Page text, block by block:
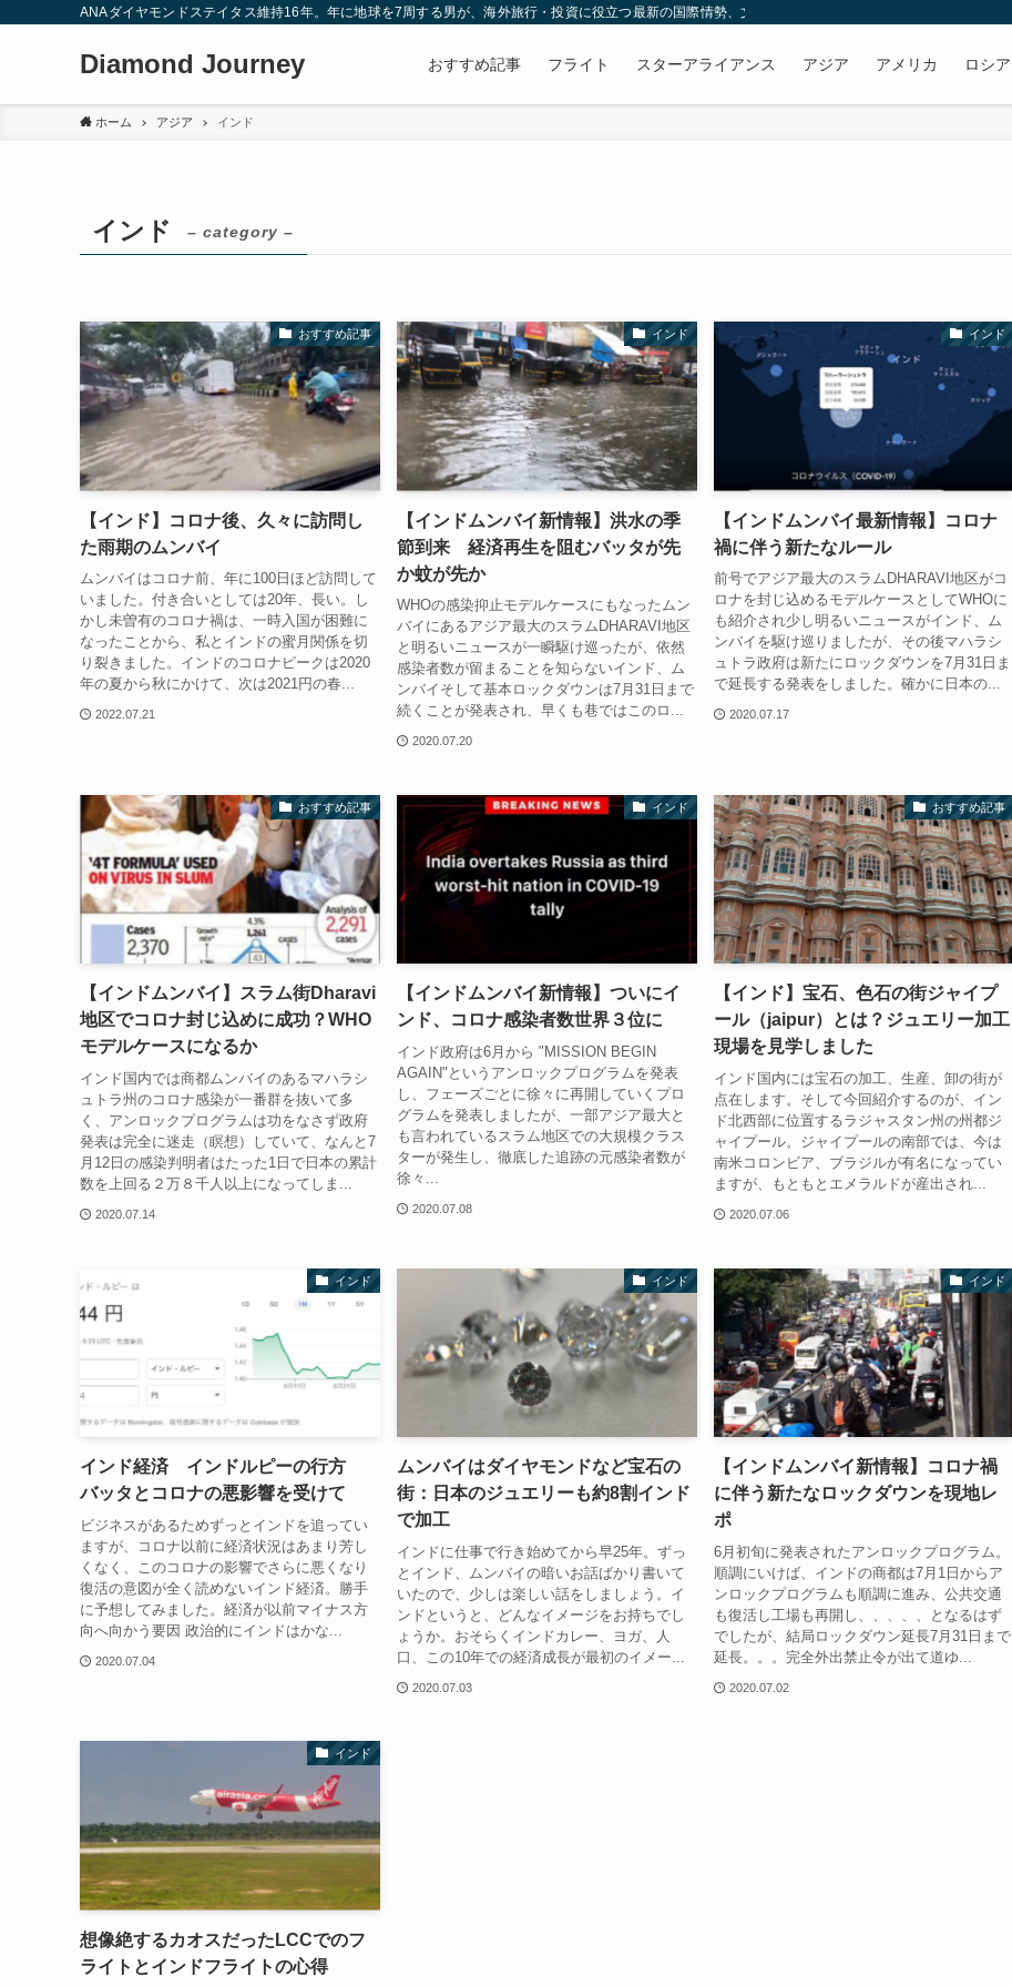
ANAダイヤモンドステイタス維持16年。年に地球を7周する男が、海外旅行・投資に役立つ最新の国際情勢、文化・習慣、B級グルメ情報をお届けします
Diamond Journey おすすめ記事 フライト スターアライアンス アジア アメリカ ロシア
ホーム アジア インド
インド – category –
おすすめ記事
【インド】コロナ後、久々に訪問し
た雨期のムンバイ
ムンバイはコロナ前、年に100日ほど訪問して
いました。付き合いとしては20年、長い。し
かし未曽有のコロナ禍は、一時入国が困難に
なったことから、私とインドの蜜月関係を切
り裂きました。インドのコロナピークは2020
年の夏から秋にかけて、次は2021円の春...
2022.07.21
インド
【インドムンバイ新情報】洪水の季
節到来 経済再生を阻むバッタが先
か蚊が先か
WHOの感染抑止モデルケースにもなったムン
バイにあるアジア最大のスラムDHARAVI地区
と明るいニュースが一瞬駆け巡ったが、依然
感染者数が留まることを知らないインド、ム
ンバイそして基本ロックダウンは7月31日まで
続くことが発表され、早くも巷ではこのロ...
2020.07.20
インド
【インドムンバイ最新情報】コロナ
禍に伴う新たなルール
前号でアジア最大のスラムDHARAVI地区がコ
ロナを封じ込めるモデルケースとしてWHOに
も紹介され少し明るいニュースがインド、ム
ンバイを駆け巡りましたが、その後マハラシ
ュトラ政府は新たにロックダウンを7月31日ま
で延長する発表をしました。確かに日本の...
2020.07.17
おすすめ記事
【インドムンバイ】スラム街Dharavi
地区でコロナ封じ込めに成功？WHO
モデルケースになるか
インド国内では商都ムンバイのあるマハラシ
ュトラ州のコロナ感染が一番群を抜いて多
く、アンロックプログラムは功をなさず政府
発表は完全に迷走（瞑想）していて、なんと7
月12日の感染判明者はたった1日で日本の累計
数を上回る２万８千人以上になってしま...
2020.07.14
インド
【インドムンバイ新情報】ついにイ
ンド、コロナ感染者数世界３位に
インド政府は6月から "MISSION BEGIN
AGAIN"というアンロックプログラムを発表
し、フェーズごとに徐々に再開していくプロ
グラムを発表しましたが、一部アジア最大と
も言われているスラム地区での大規模クラス
ターが発生し、徹底した追跡の元感染者数が
徐々...
2020.07.08
おすすめ記事
【インド】宝石、色石の街ジャイプ
ール（jaipur）とは？ジュエリー加工
現場を見学しました
インド国内には宝石の加工、生産、卸の街が
点在します。そして今回紹介するのが、イン
ド北西部に位置するラジャスタン州の州都ジ
ャイプール。ジャイプールの南部では、今は
南米コロンビア、ブラジルが有名になってい
ますが、もともとエメラルドが産出され...
2020.07.06
インド
インド経済 インドルピーの行方
バッタとコロナの悪影響を受けて
ビジネスがあるためずっとインドを追ってい
ますが、コロナ以前に経済状況はあまり芳し
くなく、このコロナの影響でさらに悪くなり
復活の意図が全く読めないインド経済。勝手
に予想してみました。経済が以前マイナス方
向へ向かう要因 政治的にインドはかな...
2020.07.04
インド
ムンバイはダイヤモンドなど宝石の
街：日本のジュエリーも約8割インド
で加工
インドに仕事で行き始めてから早25年。ずっ
とインド、ムンバイの暗いお話ばかり書いて
いたので、少しは楽しい話をしましょう。イ
ンドというと、どんなイメージをお持ちでし
ょうか。おそらくインドカレー、ヨガ、人
口、この10年での経済成長が最初のイメー...
2020.07.03
インド
【インドムンバイ新情報】コロナ禍
に伴う新たなロックダウンを現地レ
ポ
6月初旬に発表されたアンロックプログラム。
順調にいけば、インドの商都は7月1日からア
ンロックプログラムも順調に進み、公共交通
も復活し工場も再開し、、、、、となるはず
でしたが、結局ロックダウン延長7月31日まで
延長。。。完全外出禁止令が出て道ゆ...
2020.07.02
インド
想像絶するカオスだったLCCでのフ
ライトとインドフライトの心得